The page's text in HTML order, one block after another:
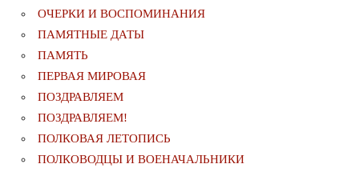
ОЧЕРКИ И ВОСПОМИНАНИЯ
ПАМЯТНЫЕ ДАТЫ
ПАМЯТЬ
ПЕРВАЯ МИРОВАЯ
ПОЗДРАВЛЯЕМ
ПОЗДРАВЛЯЕМ!
ПОЛКОВАЯ ЛЕТОПИСЬ
ПОЛКОВОДЦЫ И ВОЕНАЧАЛЬНИКИ